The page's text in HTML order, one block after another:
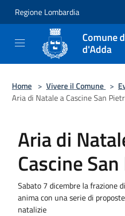
Regione Lombardia
Comune
d'Adda
Home > Vivere il Comune >
Aria di Natale a Cascine San
Aria di
Cascine
Sabato 7 dicembre la frazione
anima con una serie di
natalizie